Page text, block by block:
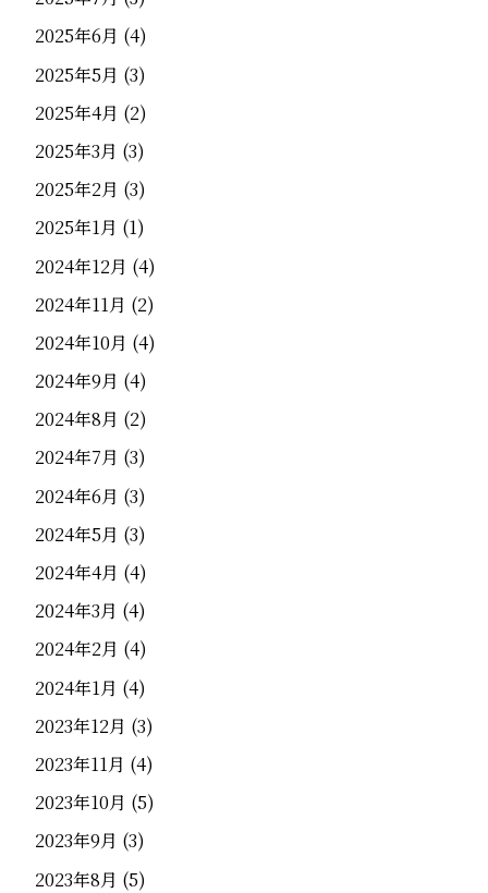
2025年6月 (4)
2025年5月 (3)
2025年4月 (2)
2025年3月 (3)
2025年2月 (3)
2025年1月 (1)
2024年12月 (4)
2024年11月 (2)
2024年10月 (4)
2024年9月 (4)
2024年8月 (2)
2024年7月 (3)
2024年6月 (3)
2024年5月 (3)
2024年4月 (4)
2024年3月 (4)
2024年2月 (4)
2024年1月 (4)
2023年12月 (3)
2023年11月 (4)
2023年10月 (5)
2023年9月 (3)
2023年8月 (5)